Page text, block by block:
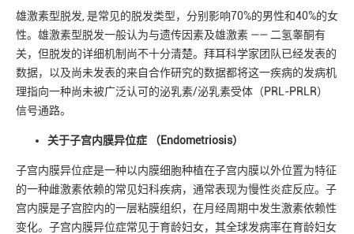
雄激素型脱发, 是常见的脱发类型，分别影响70%的男性和40%的女
性。雄激素型脱发一般认为与遗传因素及雄激素 —— 二氢睾酮有
关，但脱发的详细机制尚不十分清楚。拜耳科学家团队已经发表的
数据，以及尚未发表的来自合作研究的数据都将这一疾病的发病机
理指向一种尚未被广泛认可的泌乳素/泌乳素受体（PRL-PRLR）
信号通路。
关于子宫内膜异位症 （Endometriosis）
子宫内膜异位症是一种以内膜细胞种植在子宫内膜以外位置为特征
的一种雌激素依赖的常见妇科疾病，通常表现为慢性炎症反应。子
宫内膜是子宫腔内的一层粘膜组织，在月经周期中发生激素依赖性
变化。子宫内膜异位症常见于育龄妇女，其全球发病率在育龄妇女